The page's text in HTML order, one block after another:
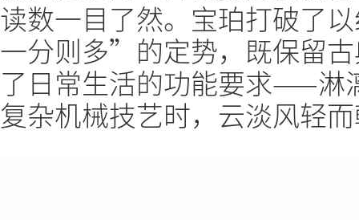
读数一目了然。宝珀打破了
一分则多”的定势，既保留
了日常生活的功能要求——淋
复杂机械技艺时，云淡风轻